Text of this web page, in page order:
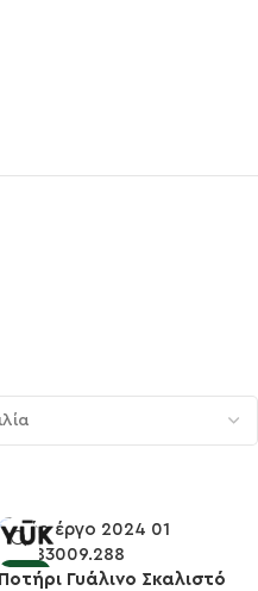
-20%
Ποτήρι Γυάλινο Σκαλιστό